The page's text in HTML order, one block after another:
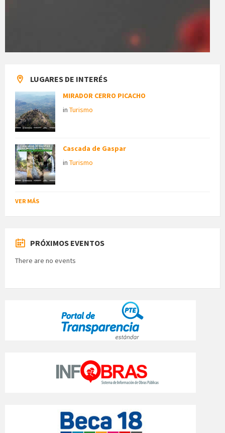
LUGARES DE INTERÉS
MIRADOR CERRO PICACHO
in Turismo
Cascada de Gaspar
in Turismo
VER MÁS
PRÓXIMOS EVENTOS
There are no events